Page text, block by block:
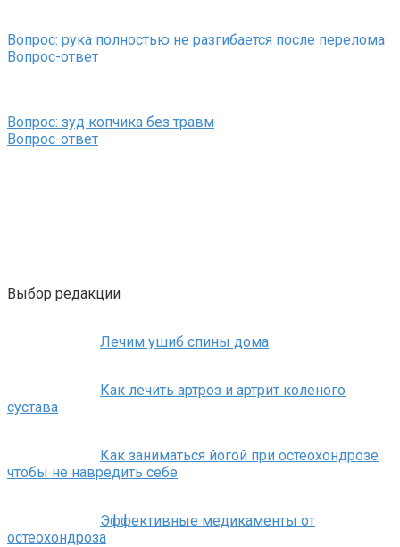
Вопрос: рука полностью не разгибается после перелома
Вопрос-ответ
Вопрос: зуд копчика без травм
Вопрос-ответ
Выбор редакции
Лечим ушиб спины дома
Как лечить артроз и артрит коленого
сустава
Как заниматься йогой при остеохондрозе
чтобы не навредить себе
Эффективные медикаменты от
остеохондроза